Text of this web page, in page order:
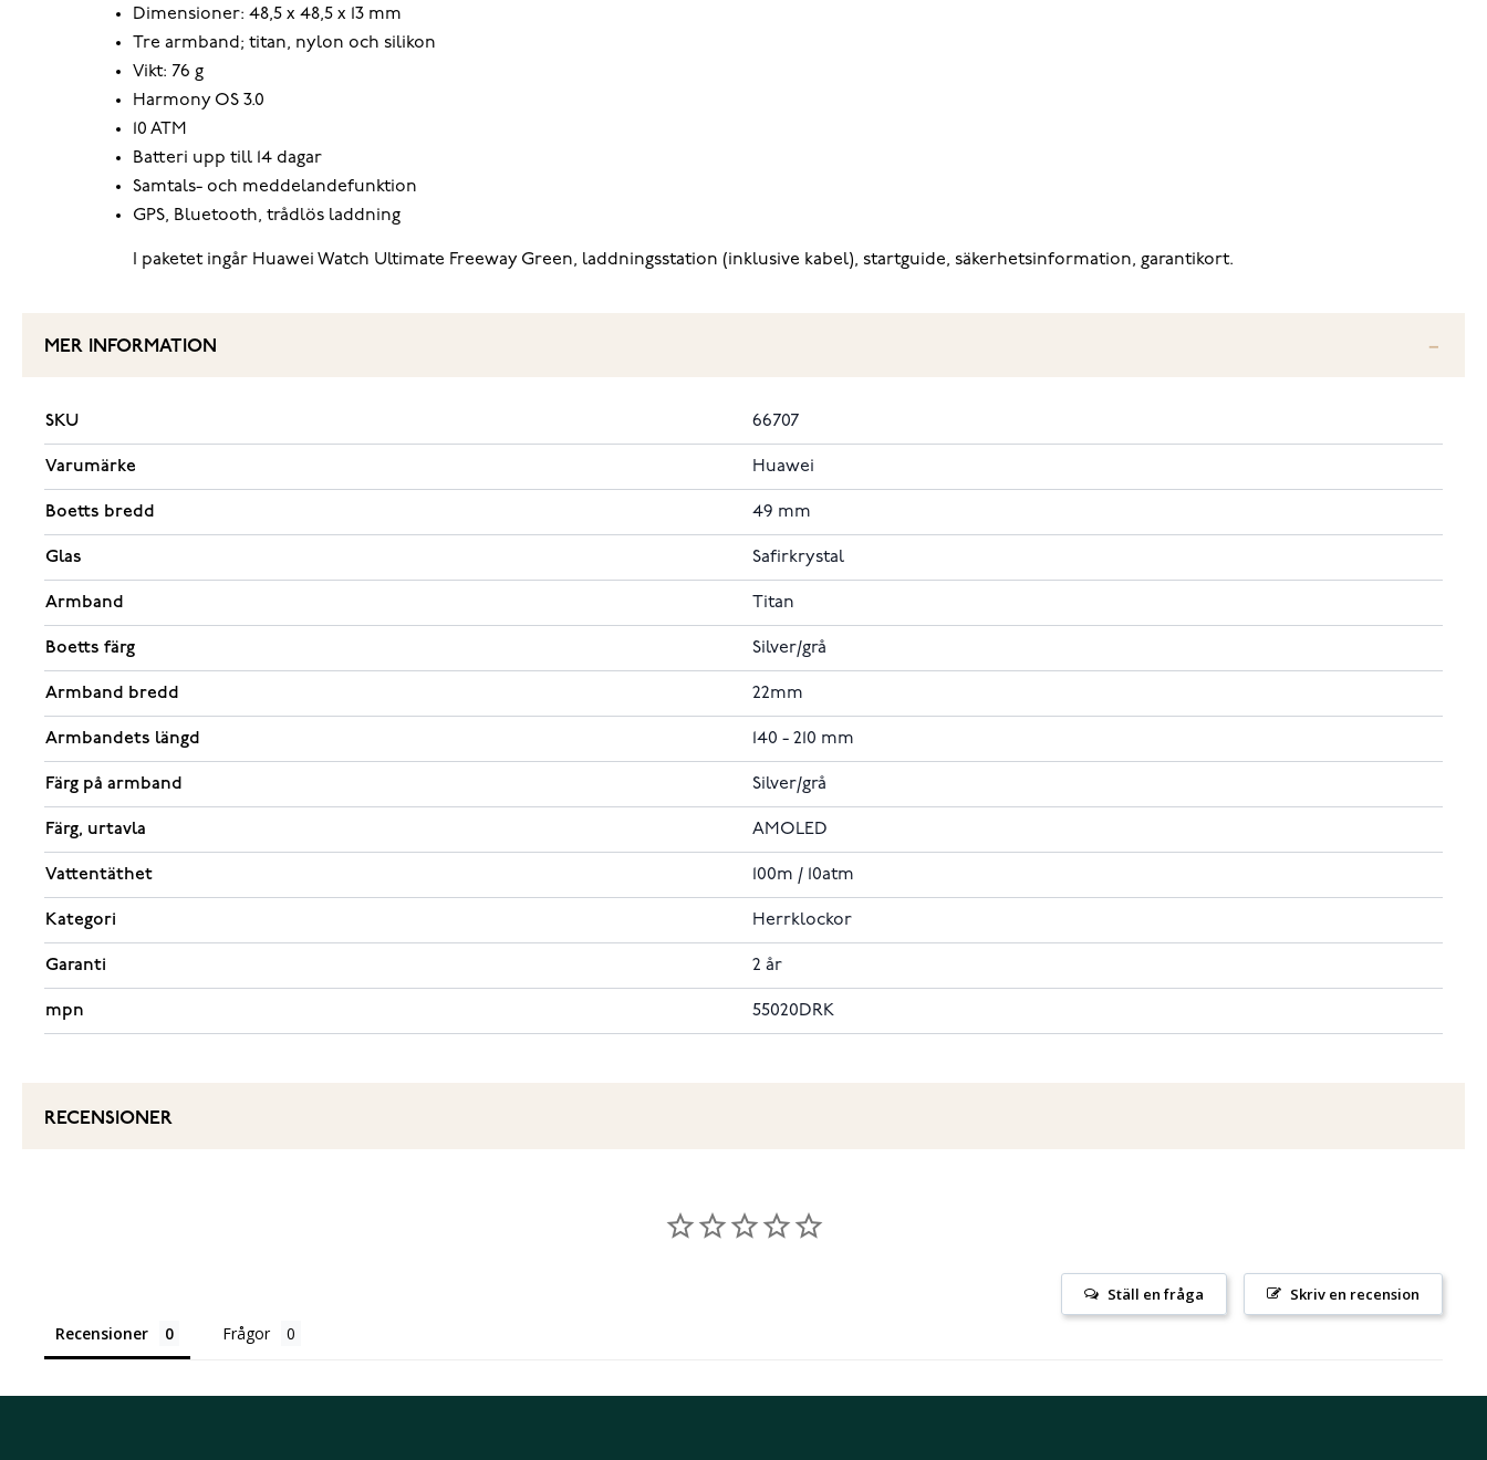
Dimensioner: 48,5 x 48,5 x 13 mm
Tre armband; titan, nylon och silikon
Vikt: 76 g
Harmony OS 3.0
10 ATM
Batteri upp till 14 dagar
Samtals- och meddelandefunktion
GPS, Bluetooth, trådlös laddning
I paketet ingår Huawei Watch Ultimate Freeway Green, laddningsstation (inklusive kabel), startguide, säkerhetsinformation, garantikort.
MER INFORMATION
SKU 66707
Varumärke Huawei
Boetts bredd 49 mm
Glas Safirkrystal
Armband Titan
Boetts färg Silver/grå
Armband bredd 22mm
Armbandets längd 140 - 210 mm
Färg på armband Silver/grå
Färg, urtavla AMOLED
Vattentäthet 100m / 10atm
Kategori Herrklockor
Garanti 2 år
mpn 55020DRK
RECENSIONER
Skriv en recension
Ställ en fråga
Recensioner Frågor